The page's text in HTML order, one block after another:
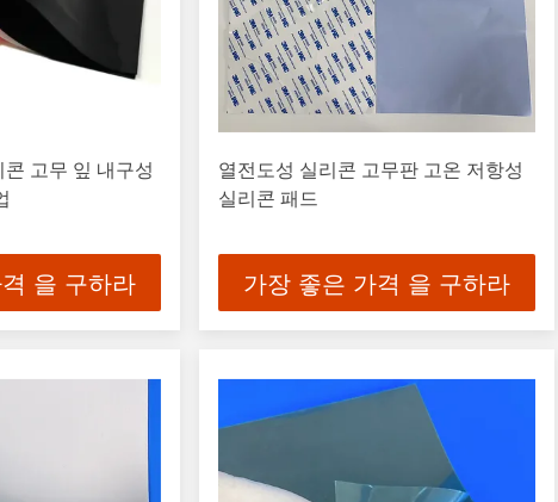
고무 잎 내구성
을 구하라
열전도성 실리콘 고무판 고온 저항성
실리콘 패드
가장 좋은 가격 을 구하라